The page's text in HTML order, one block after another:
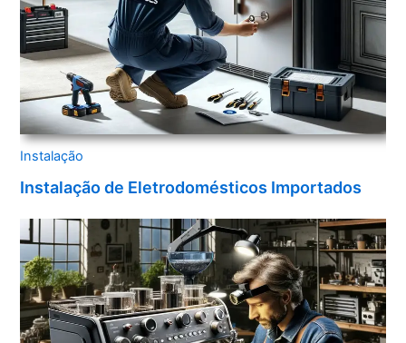
Instalação
Instalação de Eletrodomésticos Importados